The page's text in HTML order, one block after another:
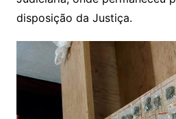
disposição da Justiça.